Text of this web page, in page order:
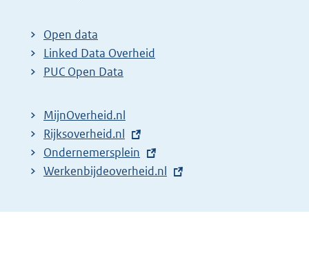
Open data
Linked Data Overheid
PUC Open Data
MijnOverheid.nl
E
x
t
r
Rijksoverheid.nl
E
x
e
Ondernemersplein
E
t
Werkenbijdeoverheid.nl